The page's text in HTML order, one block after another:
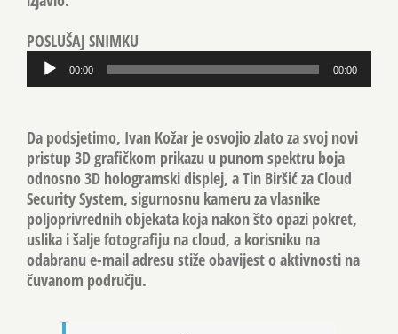
POSLUŠAJ SNIMKU
Reproduktor
audiozapisa
00:00 00:00
Da podsjetimo, Ivan Kožar je osvojio zlato za svoj novi
pristup 3D grafičkom prikazu u punom spektru boja
odnosno 3D hologramski displej, a Tin Biršić za Cloud
Security System, sigurnosnu kameru za vlasnike
poljoprivrednih objekata koja nakon što opazi pokret,
uslika i šalje fotografiju na cloud, a korisniku na
odabranu e-mail adresu stiže obavijest o aktivnosti na
čuvanom području.